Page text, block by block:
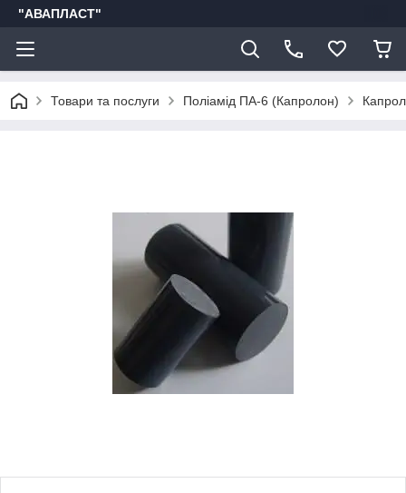
"АВАПЛАСТ"
Товари та послуги Поліамід ПА-6 (Капролон)